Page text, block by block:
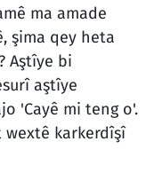
ma amade
şima qey heta
Aştîye bi
aştîye
'Cayê mi teng o'.
wextê karkerdîşî